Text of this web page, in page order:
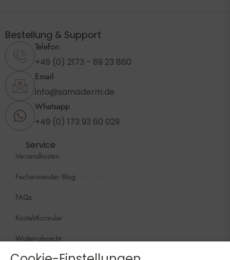
Bestellung & Support
Telefon
+49 (0) 2173 - 89 23 860
Email
info@samaderm.de
Whatsapp
+49 (0) 173 93 60 029
Service
Versandkosten
Fachanwender Blog
FAQs
Kontaktformular
Widerrufsrecht